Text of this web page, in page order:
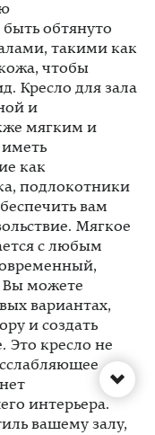
обтянуто
такими как
чтобы
Кресло для зала
и
мягким и
как
подлокотники
вам
Мягкое
с любым
Вы можете
вариантах,
и создать
Это кресло не
интерьера.
вашему залу,